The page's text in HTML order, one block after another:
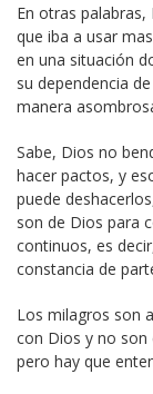
En otras
que iba a usar
en una situación
su dependencia
manera
Sabe, Dios no
hacer pactos, y
puede
son de Dios para
continuos, es
constancia de
Los milagros son
con Dios y no son
pero hay que